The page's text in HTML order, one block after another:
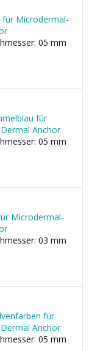
für Microdermal-
05 mm
für
Anchor
05 mm
Microdermal-
03 mm
für
Anchor
05 mm